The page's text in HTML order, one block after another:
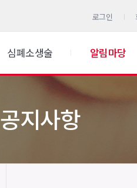
로그인
심폐소생술 알림마당
공지사항